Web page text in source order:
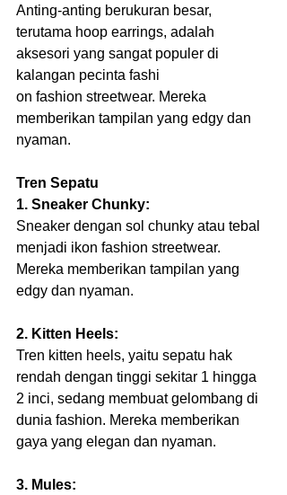
Anting-anting berukuran besar,
terutama hoop earrings, adalah
aksesori yang sangat populer di
kalangan pecinta fashi
on fashion streetwear. Mereka
memberikan tampilan yang edgy dan
nyaman.
Tren Sepatu
1. Sneaker Chunky:
Sneaker dengan sol chunky atau tebal
menjadi ikon fashion streetwear.
Mereka memberikan tampilan yang
edgy dan nyaman.
2. Kitten Heels:
Tren kitten heels, yaitu sepatu hak
rendah dengan tinggi sekitar 1 hingga
2 inci, sedang membuat gelombang di
dunia fashion. Mereka memberikan
gaya yang elegan dan nyaman.
3. Mules: